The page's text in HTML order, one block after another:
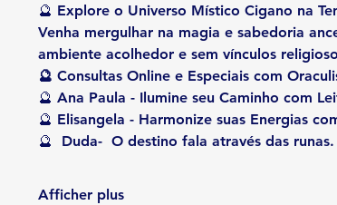
🔮 Explore o Universo Místico Cigano na
Venha mergulhar na magia e sabedoria
ambiente acolhedor e sem vínculos
🔮 Consultas Online e Especiais com
🔮 Ana Paula - Ilumine seu Caminho com
🔮 Elisangela - Harmonize suas Energias
🔮 Duda- O destino fala através das runas.
Afficher plus